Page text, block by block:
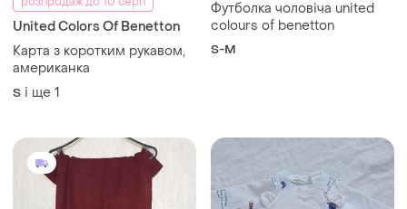
United Colors Of Benetton
Карта з коротким рукавом,
американка
S і ще 1
Футболка чоловіча united
colours of benetton
S-M